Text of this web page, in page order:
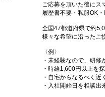
ご応募を頂いた後にス
履歴書不要・私服OK
全国47都道府県で約
様々な希望に沿ったご
〈例〉
・未経験なので、研修
・時給1,600円以上を
・自宅からなるべく近
・入社開始日を相談出